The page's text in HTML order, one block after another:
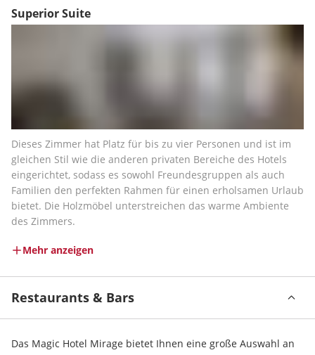
Superior Suite
Dieses Zimmer hat Platz für bis zu vier Personen und ist im
gleichen Stil wie die anderen privaten Bereiche des Hotels
eingerichtet, sodass es sowohl Freundesgruppen als auch
Familien den perfekten Rahmen für einen erholsamen Urlaub
bietet. Die Holzmöbel unterstreichen das warme Ambiente
des Zimmers.
Mehr anzeigen
Restaurants & Bars
Das Magic Hotel Mirage bietet Ihnen eine große Auswahl an